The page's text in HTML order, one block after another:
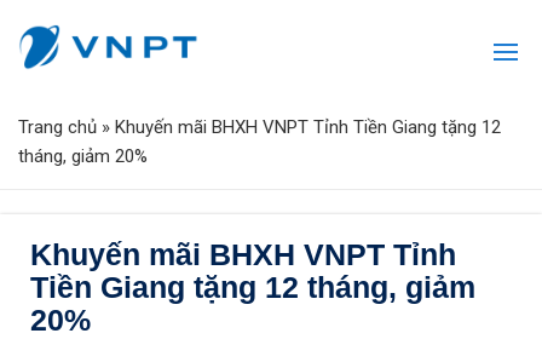
Trang chủ » Khuyến mãi BHXH VNPT Tỉnh Tiền Giang tặng 12
tháng, giảm 20%
Khuyến mãi BHXH VNPT Tỉnh
Tiền Giang tặng 12 tháng, giảm
20%